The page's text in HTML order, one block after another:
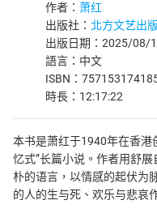
作者： 萧红
出版社： 北方文艺出
出版日期：2025/08/
語言：中文
ISBN：
時長：12:17:22
本书是萧红于1940年在香港
忆式”长篇小说。作者用舒
朴的语言，以情感的起伏为
的人的生与死、欢乐与悲哀